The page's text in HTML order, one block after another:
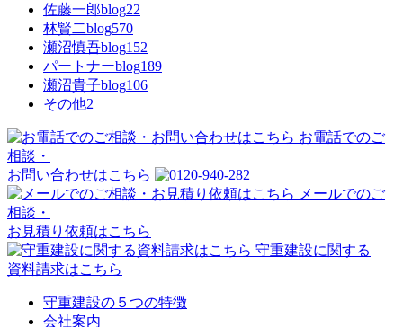
佐藤一郎blog22
林賢二blog570
瀬沼慎吾blog152
パートナーblog189
瀬沼貴子blog106
その他2
お電話でのご
相談・
お問い合わせはこちら
メールでのご
相談・
お見積り依頼はこちら
守重建設に関する
資料請求はこちら
守重建設の５つの特徴
会社案内